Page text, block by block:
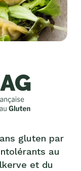
gluten par
au
et du